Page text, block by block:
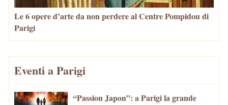
Le 6 opere d’arte da non perdere al Centre Pompidou di
Parigi
Eventi a Parigi
“Passion Japon”: a Parigi la grande